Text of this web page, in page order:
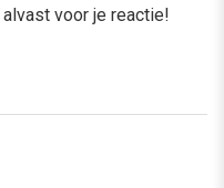
voor je reactie!